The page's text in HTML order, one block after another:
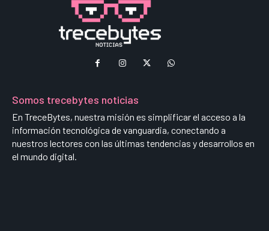
Somos trecebytes noticias
En TreceBytes, nuestra misión es simplificar el acceso a la
información tecnológica de vanguardia, conectando a
nuestros lectores con las últimas tendencias y desarrollos en
el mundo digital.